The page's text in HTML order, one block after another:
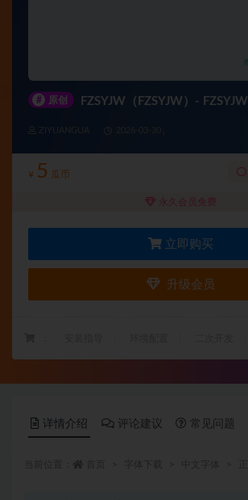
# 原创 FZSYJW（FZSYJW）- FZSYJW
ZIYUANGUA
¥ 5 瓜币
永久会员免费
立即购买
升级会员
详情介绍 评论建议 常见问题